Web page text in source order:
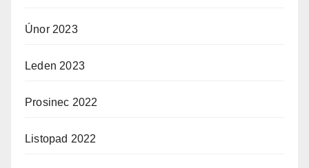
Únor 2023
Leden 2023
Prosinec 2022
Listopad 2022